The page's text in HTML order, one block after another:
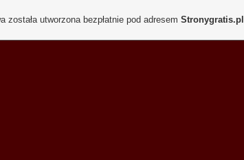
została utworzona bezpłatnie pod adresem Stronygratis.pl